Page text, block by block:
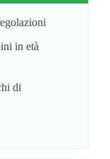
in età
di